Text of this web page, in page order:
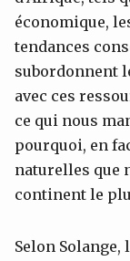
économique,
tendances
subordonnent
avec ces
ce qui nous
pourquoi, en
naturelles que
continent le
Selon